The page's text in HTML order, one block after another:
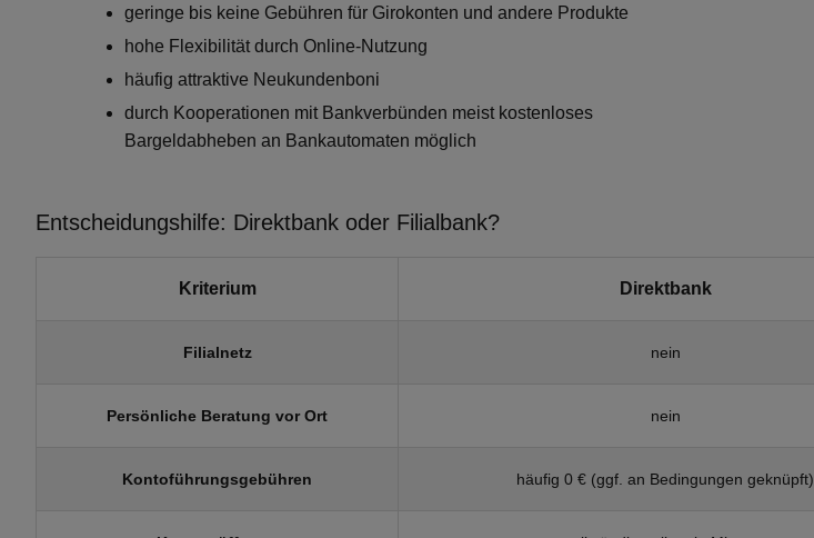
geringe bis keine Gebühren für Girokonten und andere Produkte
hohe Flexibilität durch Online-Nutzung
häufig attraktive Neukundenboni
durch Kooperationen mit Bankverbünden meist kostenloses
Bargeldabheben an Bankautomaten möglich
Entscheidungshilfe: Direktbank oder Filialbank?
Kriterium Direktbank
Filialnetz nein
Persönliche Beratung vor Ort nein
Kontoführungsgebühren häufig 0 € (ggf. an Bedingungen geknüpft)